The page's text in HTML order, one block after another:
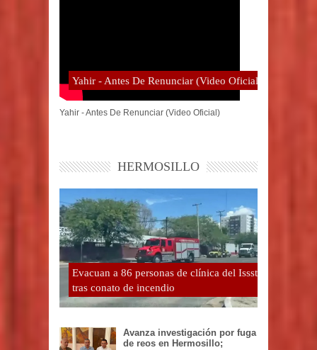
Yahir - Antes De Renunciar (Video Oficial)
Yahir - Antes De Renunciar (Video Oficial)
HERMOSILLO
Evacuan a 86 personas de clínica del Issste
tras conato de incendio
Avanza investigación por fuga
de reos en Hermosillo;